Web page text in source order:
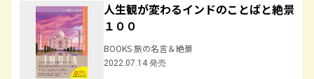
人生観が変わるインドのことばと絶景
１００
BOOKS 旅の名言＆絶景
2022.07.14 発売